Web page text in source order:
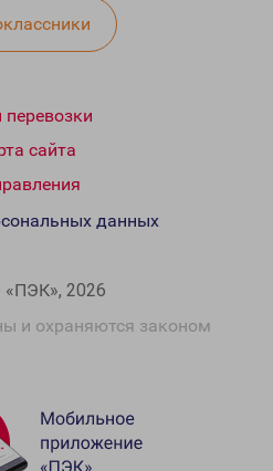
сайта
2026
и охраняются законом
данных